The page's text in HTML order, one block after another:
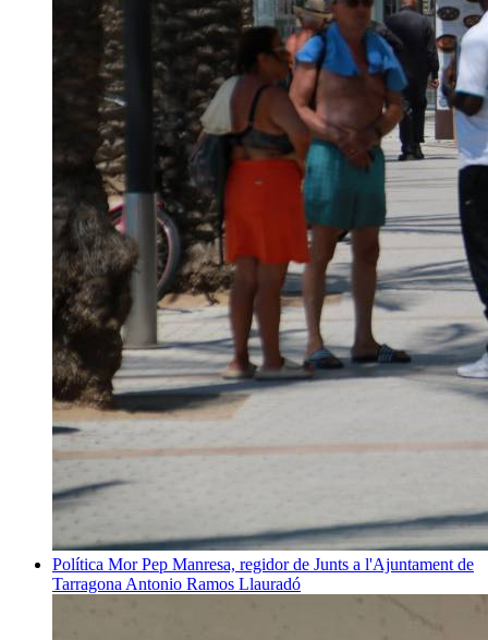
Política Mor Pep Manresa, regidor de Junts a l'Ajuntament de
Tarragona Antonio Ramos Llauradó